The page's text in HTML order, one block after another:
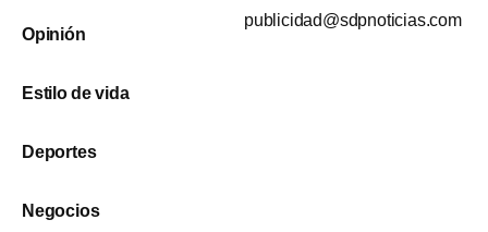
Opinión
Estilo de vida
Deportes
Negocios
publicidad@sdpnoticias.com